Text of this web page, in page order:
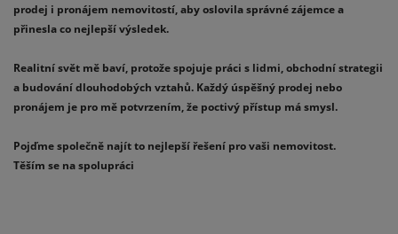
prodej i pronájem nemovitostí, aby oslovila správné zájemce a
přinesla co nejlepší výsledek.
Realitní svět mě baví, protože spojuje práci s lidmi, obchodní strategii
a budování dlouhodobých vztahů. Každý úspěšný prodej nebo
pronájem je pro mě potvrzením, že poctivý přístup má smysl.
Pojďme společně najít to nejlepší řešení pro vaši nemovitost.
Těším se na spolupráci